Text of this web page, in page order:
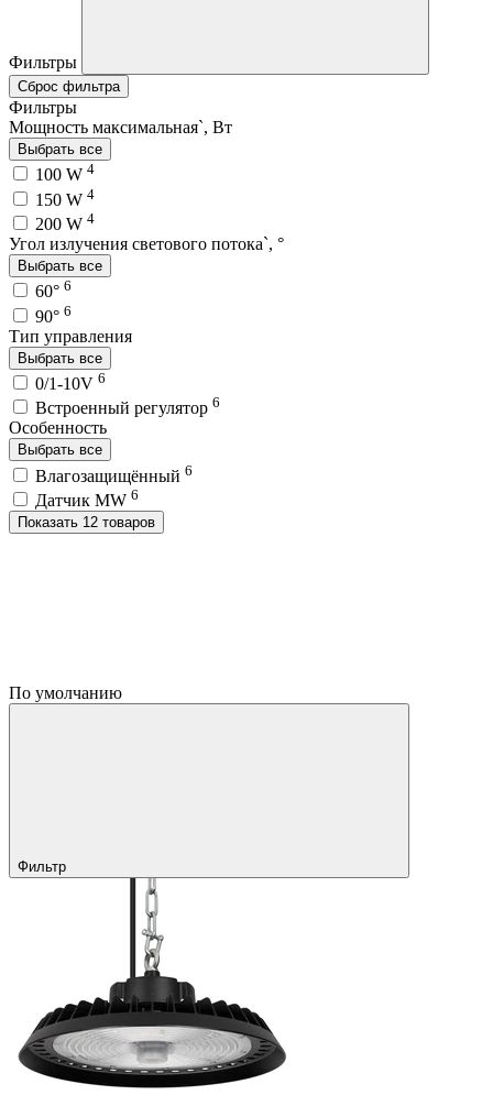
Фильтры
Сброс фильтра
Фильтры
Мощность максимальная`, Вт
Выбрать все
100 W 4
150 W 4
200 W 4
Угол излучения светового потока`, °
Выбрать все
60° 6
90° 6
Тип управления
Выбрать все
0/1-10V 6
Встроенный регулятор 6
Особенность
Выбрать все
Влагозащищённый 6
Датчик MW 6
Показать 12 товаров
По умолчанию
Фильтр